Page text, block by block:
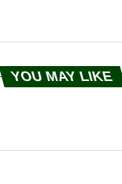
YOU MAY LIKE